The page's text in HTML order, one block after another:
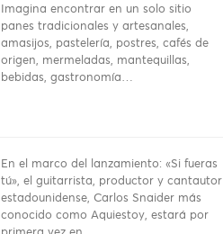
Imagina encontrar en un solo sitio
panes tradicionales y artesanales,
amasijos, pastelería, postres, cafés de
origen, mermeladas, mantequillas,
bebidas, gastronomía…
En el marco del lanzamiento: «Si fueras
tú», el guitarrista, productor y cantautor
estadounidense, Carlos Snaider más
conocido como Aquiestoy, estará por